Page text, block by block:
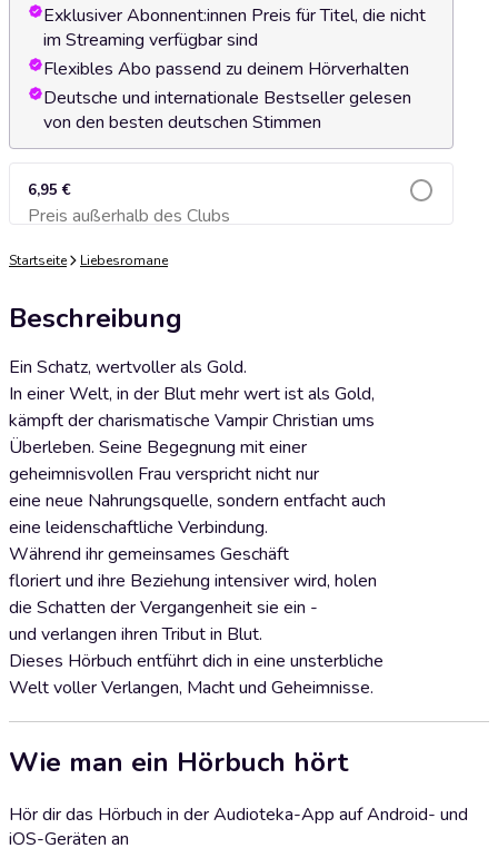
Exklusiver Abonnent:innen Preis für Titel, die nicht
im Streaming verfügbar sind
Flexibles Abo passend zu deinem Hörverhalten
Deutsche und internationale Bestseller gelesen
von den besten deutschen Stimmen
6,95 €
Preis außerhalb des ClubsZum Warenkorb hinzufügen
Startseite Liebesromane
Beschreibung
Ein Schatz, wertvoller als Gold.
In einer Welt, in der Blut mehr wert ist als Gold,
kämpft der charismatische Vampir Christian ums
Überleben. Seine Begegnung mit einer
geheimnisvollen Frau verspricht nicht nur
eine neue Nahrungsquelle, sondern entfacht auch
eine leidenschaftliche Verbindung.
Während ihr gemeinsames Geschäft
floriert und ihre Beziehung intensiver wird, holen
die Schatten der Vergangenheit sie ein -
und verlangen ihren Tribut in Blut.​
Dieses Hörbuch entführt dich in eine unsterbliche
Welt voller Verlangen, Macht und Geheimnisse.
Wie man ein Hörbuch hört
Hör dir das Hörbuch in der Audioteka-App auf Android- und
iOS-Geräten an